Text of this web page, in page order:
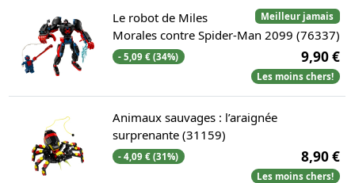
Meilleur jamais
Le robot de Miles
Morales contre Spider-Man 2099 (76337)
- 5,09 € (34%) 9,90 €
Les moins chers!
Animaux sauvages : l’araignée
surprenante (31159)
- 4,09 € (31%) 8,90 €
Les moins chers!